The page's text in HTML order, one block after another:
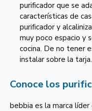
purificador que se
características de
purificador y
muy poco espacio y
cocina. De no tener
instalar sobre la tarja.
Conoce los
bebbia es la marca